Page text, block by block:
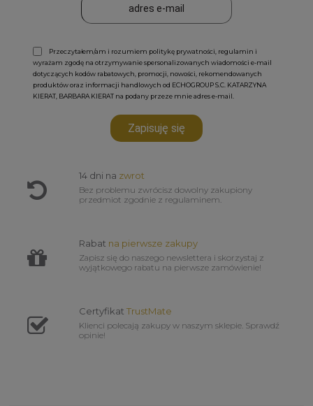
Przeczytałem/am i rozumiem politykę prywatności, regulamin i
wyrażam zgodę na otrzymywanie spersonalizowanych wiadomości e-mail
dotyczących kodów rabatowych, promocji, nowości, rekomendowanych
produktów oraz informacji handlowych od ECHOGROUP S.C. KATARZYNA
KIERAT, BARBARA KIERAT na podany przeze mnie adres e-mail.
Zapisuję się
14 dni na zwrot
Bez problemu zwrócisz dowolny zakupiony
przedmiot zgodnie z regulaminem.
Rabat na pierwsze zakupy
Zapisz się do naszego newslettera i skorzystaj z
wyjątkowego rabatu na pierwsze zamówienie!
Certyfikat TrustMate
Klienci polecają zakupy w naszym sklepie. Sprawdź
opinie!